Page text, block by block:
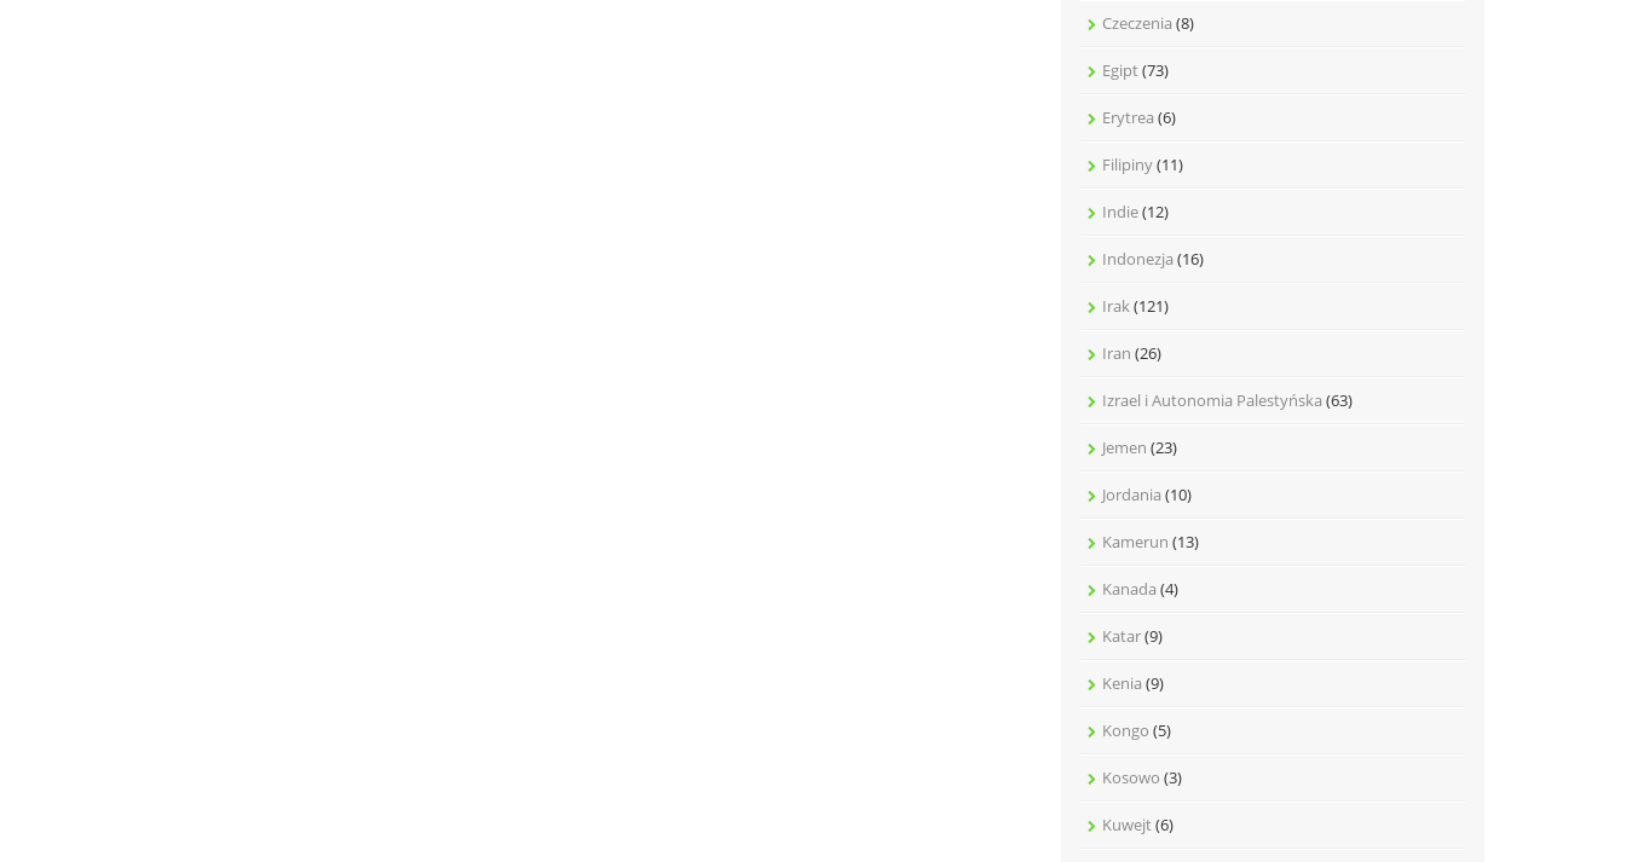
Czeczenia (8)
Egipt(73)
Erytrea (6)
Filipiny(11)
Indie(12)
Indonezja (16)
Irak(121)
Iran (26)
Izrael i Autonomia Palestyńska (63)
Jemen (23)
Jordania (10)
Kamerun (13)
Kanada (4)
Katar(9)
Kenia (9)
Kongo (5)
Kosowo (3)
Kuwejt(6)